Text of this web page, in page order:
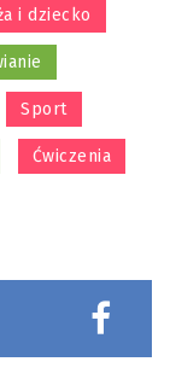
i dziecko
Sport
Ćwiczenia